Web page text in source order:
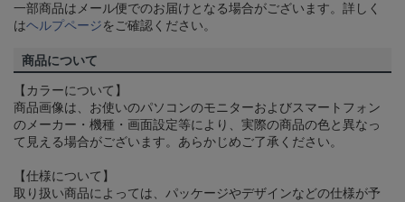
一部商品はメール便でのお届けとなる場合がございます。詳しく
はヘルプページをご確認ください。
商品について
【カラーについて】
商品画像は、お使いのパソコンのモニターおよびスマートフォン
のメーカー・機種・画面設定等により、実際の商品の色と異なっ
て見える場合がございます。あらかじめご了承ください。
【仕様について】
取り扱い商品によっては、パッケージやデザインなどの仕様が予